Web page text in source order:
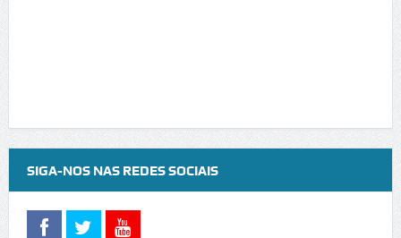
SIGA-NOS NAS REDES SOCIAIS